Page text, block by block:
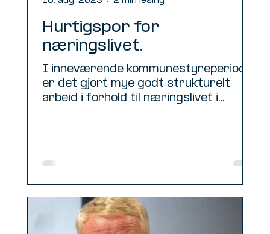
Hurtigspor for
næringslivet.
I inneværende kommunestyreperiode
er det gjort mye godt strukturelt
arbeid i forhold til næringslivet i